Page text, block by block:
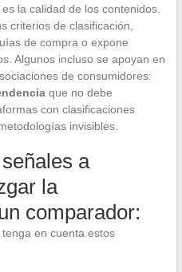
es la calidad de los contenidos.
criterios de clasificación,
de compra o expone
Algunos incluso se apoyan en
de consumidores:
que no debe
con clasificaciones
invisibles.
a
la
comparador:
en cuenta estos